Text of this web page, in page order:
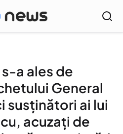
s-a ales de
General
susținători ai lui
acuzați de